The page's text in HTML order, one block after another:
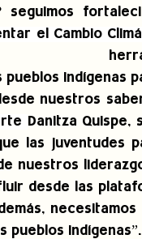
seguimos
el Cambio
pueblos indígenas
nuestros
Danitza Quispe,
las juventudes
nuestros
desde las
pueblos indígenas”.